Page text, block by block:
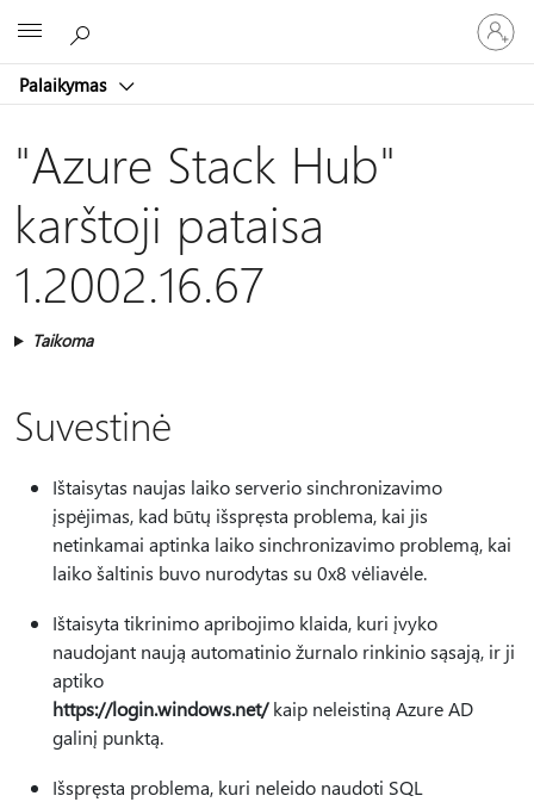
Palaikymas
prie
paskyros
"Azure Stack Hub"
karštoji pataisa
1.2002.16.67
Taikoma
Suvestinė
Ištaisytas naujas laiko serverio sinchronizavimo
įspėjimas, kad būtų išspręsta problema, kai jis
netinkamai aptinka laiko sinchronizavimo problemą, kai
laiko šaltinis buvo nurodytas su 0x8 vėliavėle.
Ištaisyta tikrinimo apribojimo klaida, kuri įvyko
naudojant naują automatinio žurnalo rinkinio sąsają, ir ji
aptiko
https://login.windows.net/kaip neleistiną Azure AD
galinį punktą.
Išspręsta problema, kuri neleido naudoti SQL